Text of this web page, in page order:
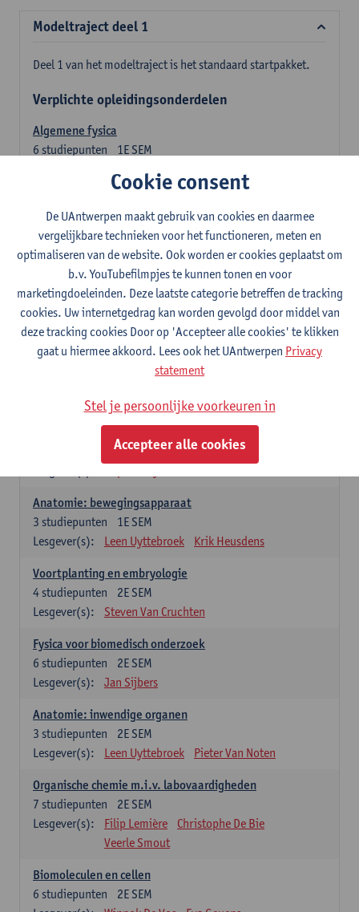
Modeltraject deel 1
Deel 1 van het modeltraject is het standaard startpakket.
Verplichte opleidingsonderdelen
Algemene fysica
1E SEM
6 studiepunten
1E SEM
studiepunten
Lesgever(s):
Jan Sijbers
Algemene chemie m.i.v. labovaardigheden
1E SEM
7studiepunten
Lesgever(s):
Frank Blockhuys Christophe De Bie
Studium generale in de biomedische wetenschappen deel
1: onderzoek in de levenswetenschappen
Lesgever(s):
Anja Verhulst Sebastiaan De Schepper
1E SEM
Anatomie: bewegingsapparaat
1E SEM
3 studiepunten
Lesgever(s):
Leen Uyttebroek Krik Heusdens
Voortplanting en embryologie
2E SEM
4studiepunten
Lesgever(s):
Steven Van Cruchten
Fysica voor biomedisch onderzoek
2E SEM
6 studiepunten
Lesgever(s):
Jan Sijbers
Anatomie: inwendige organen
2E SEM
3 studiepunten
Lesgever(s):
Leen Uyttebroek Pieter Van Noten
Organische chemie m.i.v. labovaardigheden
2E SEM
7 studiepunten
Lesgever(s):
Filip Lemière
Christophe De Bie
Veerle Smout
Biomoleculen en cellen
2E SEM
6 studiepunten
Cookie consent
De UAntwerpen maakt gebruik van cookies en daarmee
vergelijkbare technieken voor het functioneren, meten en
optimaliseren van de website. Ook worden er cookies geplaatst om
b.v. YouTubefilmpjes te kunnen tonen en voor
marketingdoeleinden. Deze laatste categorie betreffen de tracking
cookies. Uw internetgedrag kan worden gevolgd door middel van
deze tracking cookies Door op 'Accepteer alle cookies' te klikken
gaat u hiermee akkoord. Lees ook het UAntwerpen Privacy
statement
Stel je persoonlijke voorkeuren in
Accepteer alle cookies